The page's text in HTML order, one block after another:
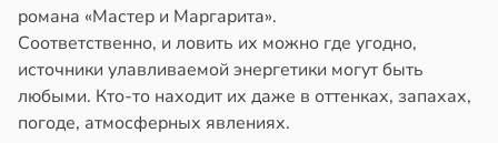
романа «Мастер и Маргарита».
Соответственно, и ловить их можно где угодно,
источники улавливаемой энергетики могут быть
любыми. Кто-то находит их даже в оттенках, запахах,
погоде, атмосферных явлениях.